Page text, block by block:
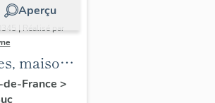
Aperçu
| Réalisé par
maisons,
France >